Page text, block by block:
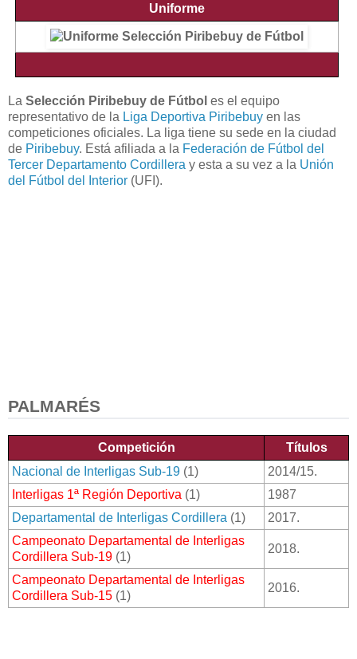
Uniforme
La Selección Piribebuy de Fútbol es el equipo
representativo de la Liga Deportiva Piribebuy en las
competiciones oficiales. La liga tiene su sede en la ciudad
de Piribebuy. Está afiliada a la Federación de Fútbol del
Tercer Departamento Cordillera y esta a su vez a la Unión
del Fútbol del Interior (UFI).
PALMARÉS
Competición
Títulos
Nacional de Interligas Sub-19 (1)
2014/15.
Interligas 1ª Región Deportiva (1)
1987
Departamental de Interligas Cordillera (1)
2017.
Campeonato Departamental de Interligas
Cordillera Sub-19 (1)
2018.
Campeonato Departamental de Interligas
Cordillera Sub-15 (1)
2016.